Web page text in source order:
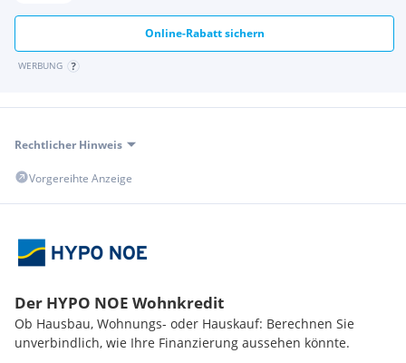
Online-Rabatt sichern
WERBUNG
Rechtlicher Hinweis
Vorgereihte Anzeige
Der HYPO NOE Wohnkredit
Ob Hausbau, Wohnungs- oder Hauskauf: Berechnen Sie
unverbindlich, wie Ihre Finanzierung aussehen könnte.